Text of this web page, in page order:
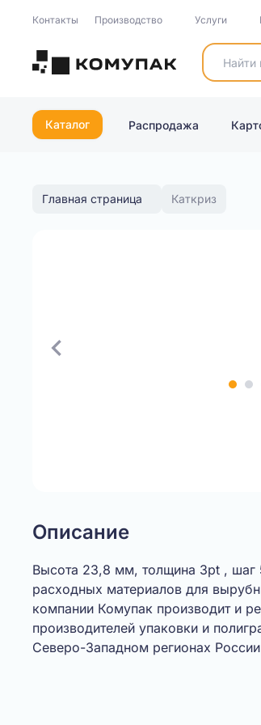
Контакты Производство Услуги
Каталог Распродажа
Главная страница Каткриз
Описание
Высота 23,8 мм, толщина 3pt , шаг
расходных материалов для
компании Комупак производит и
производителей упаковки и
Северо-Западном регионах России